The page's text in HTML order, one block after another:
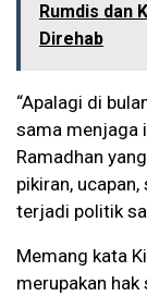
Rumdis dan
Direhab
“Apalagi di
sama menjaga
Ramadhan
pikiran,
terjadi politik
Memang kata
merupakan